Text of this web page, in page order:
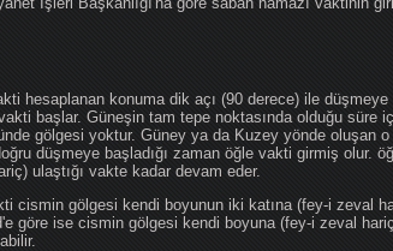
hesaplanan konuma dik açı (90 derece) ile
başlar. Güneşin tam tepe noktasında olduğu süre
gölgesi yoktur. Güney ya da Kuzey yönde oluşan
düşmeye başladığı zaman öğle vakti girmiş olur.
ulaştığı vakte kadar devam eder.
cismin gölgesi kendi boyunun iki katına (fey-i zeval
göre ise cismin gölgesi kendi boyuna (fey-i zeval